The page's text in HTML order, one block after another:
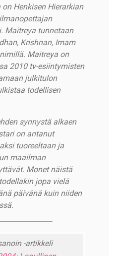
Henkisen Hierarkian
Maitreya tunnetaan
Krishnan, Imam
Maitreya on
2010 tv-esiintymisten
julkitulon
todellisen
synnystä alkaen
on antanut
tuoreeltaan ja
maailman
Monet näistä
jopa vielä
päivänä kuin niiden
-artikkeli